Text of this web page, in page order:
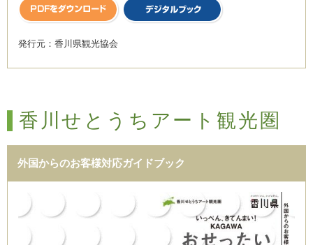
発行元：香川県観光協会
香川せとうちアート観光圏
外国からのお客様対応ガイドブック